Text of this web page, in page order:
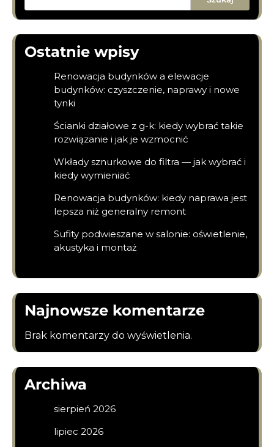
Ostatnie wpisy
Renowacja budynków a elewacje
budynków: czyszczenie, naprawy i nowe
tynki
Ścianki działowe z g-k: kiedy wybrać takie
rozwiązanie i jak je wzmocnić
Wkłady sznurkowe do filtra — jak wybrać i
kiedy wymieniać
Renowacja budynków: kiedy naprawa jest
lepsza niż generalny remont
Sufity podwieszane w salonie: oświetlenie,
akustyka i montaż
Najnowsze komentarze
Brak komentarzy do wyświetlenia.
Archiwa
sierpień 2026
lipiec 2026